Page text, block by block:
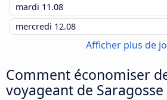
mardi 11.08
mercredi 12.08
Afficher plus de
Comment économiser
voyageant de Saragosse